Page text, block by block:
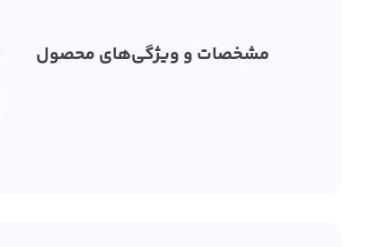
مشخصات و ویژگی‌های محصول